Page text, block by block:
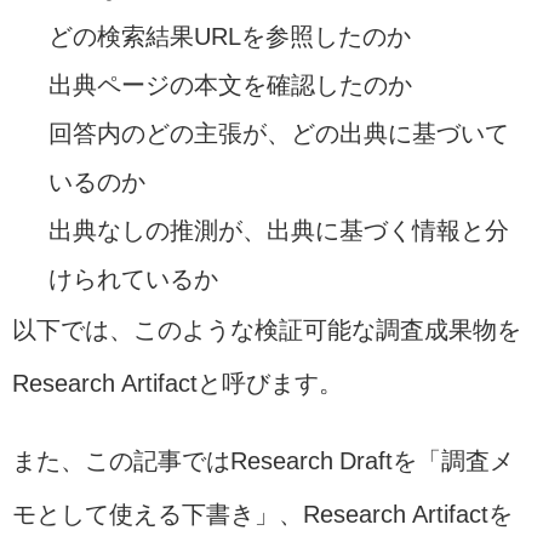
どの検索結果URLを参照したのか
出典ページの本文を確認したのか
回答内のどの主張が、どの出典に基づいて
いるのか
出典なしの推測が、出典に基づく情報と分
けられているか
以下では、このような検証可能な調査成果物を
Research Artifactと呼びます。
また、この記事ではResearch Draftを「調査メ
モとして使える下書き」、Research Artifactを